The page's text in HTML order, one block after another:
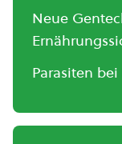
Neue
Parasiten